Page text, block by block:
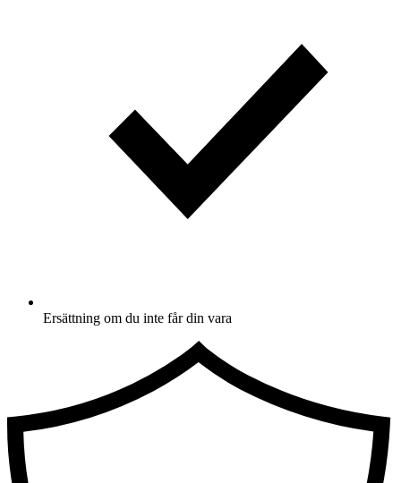
Ersättning om du inte får din vara